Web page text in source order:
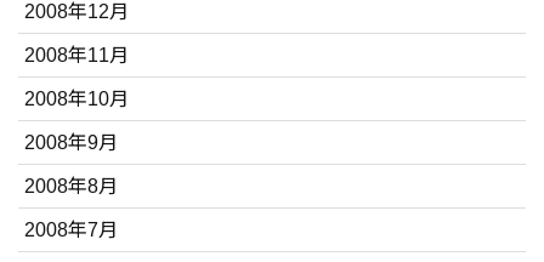
2008年12月
2008年11月
2008年10月
2008年9月
2008年8月
2008年7月